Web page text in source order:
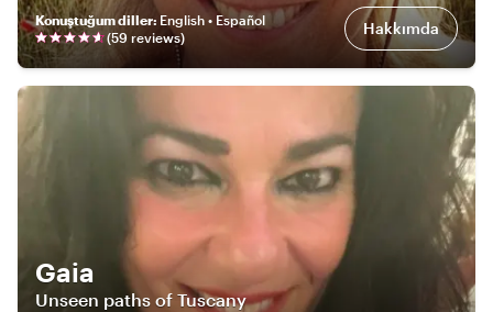
Konuştuğum diller: English • Español
(59 reviews) Hakkımda
Gaia
Unseen paths of Tuscany